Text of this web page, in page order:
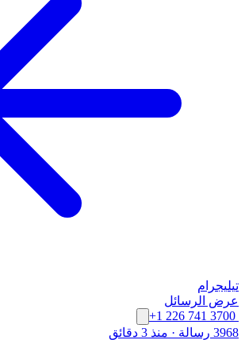
تيليجرام
عرض الرسائل
+1 226 741 3700
3968 رسالة
· منذ 3 دقائق